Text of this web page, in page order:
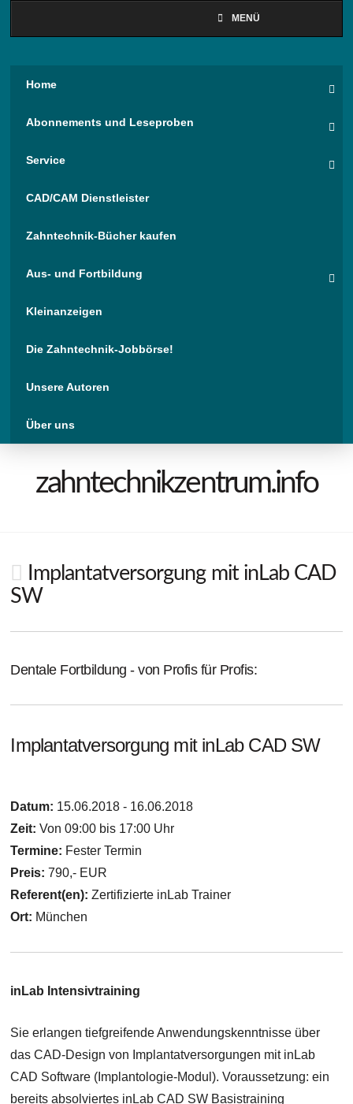
MENÜ
Home
Abonnements und Leseproben
Service
CAD/CAM Dienstleister
Zahntechnik-Bücher kaufen
Aus- und Fortbildung
Kleinanzeigen
Die Zahntechnik-Jobbörse!
Unsere Autoren
Über uns
zahntechnikzentrum.info
Implantatversorgung mit inLab CAD
SW
Dentale Fortbildung - von Profis für Profis:
Implantatversorgung mit inLab CAD SW
Datum: 15.06.2018 - 16.06.2018
Zeit: Von 09:00 bis 17:00 Uhr
Termine: Fester Termin
Preis: 790,- EUR
Referent(en):Zertifizierte inLab Trainer
Ort: München
inLab Intensivtraining
Sie erlangen tiefgreifende Anwendungskenntnisse über
das CAD-Design von Implantatversorgungen mit inLab
CAD Software (Implantologie-Modul). Voraussetzung: ein
bereits absolviertes inLab CAD SW Basistraining